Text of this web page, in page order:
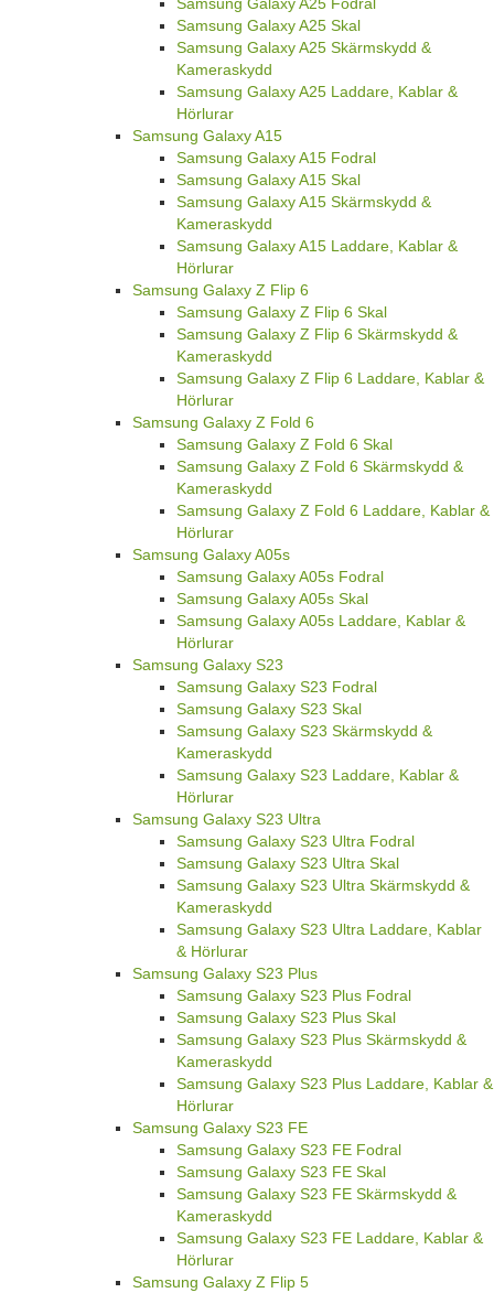
Samsung Galaxy A25 Fodral
Samsung Galaxy A25 Skal
Samsung Galaxy A25 Skärmskydd &
Kameraskydd
Samsung Galaxy A25 Laddare, Kablar &
Hörlurar
Samsung Galaxy A15
Samsung Galaxy A15 Fodral
Samsung Galaxy A15 Skal
Samsung Galaxy A15 Skärmskydd &
Kameraskydd
Samsung Galaxy A15 Laddare, Kablar &
Hörlurar
Samsung Galaxy Z Flip 6
Samsung Galaxy Z Flip 6 Skal
Samsung Galaxy Z Flip 6 Skärmskydd &
Kameraskydd
Samsung Galaxy Z Flip 6 Laddare, Kablar &
Hörlurar
Samsung Galaxy Z Fold 6
Samsung Galaxy Z Fold 6 Skal
Samsung Galaxy Z Fold 6 Skärmskydd &
Kameraskydd
Samsung Galaxy Z Fold 6 Laddare, Kablar &
Hörlurar
Samsung Galaxy A05s
Samsung Galaxy A05s Fodral
Samsung Galaxy A05s Skal
Samsung Galaxy A05s Laddare, Kablar &
Hörlurar
Samsung Galaxy S23
Samsung Galaxy S23 Fodral
Samsung Galaxy S23 Skal
Samsung Galaxy S23 Skärmskydd &
Kameraskydd
Samsung Galaxy S23 Laddare, Kablar &
Hörlurar
Samsung Galaxy S23 Ultra
Samsung Galaxy S23 Ultra Fodral
Samsung Galaxy S23 Ultra Skal
Samsung Galaxy S23 Ultra Skärmskydd &
Kameraskydd
Samsung Galaxy S23 Ultra Laddare, Kablar
& Hörlurar
Samsung Galaxy S23 Plus
Samsung Galaxy S23 Plus Fodral
Samsung Galaxy S23 Plus Skal
Samsung Galaxy S23 Plus Skärmskydd &
Kameraskydd
Samsung Galaxy S23 Plus Laddare, Kablar &
Hörlurar
Samsung Galaxy S23 FE
Samsung Galaxy S23 FE Fodral
Samsung Galaxy S23 FE Skal
Samsung Galaxy S23 FE Skärmskydd &
Kameraskydd
Samsung Galaxy S23 FE Laddare, Kablar &
Hörlurar
Samsung Galaxy Z Flip 5